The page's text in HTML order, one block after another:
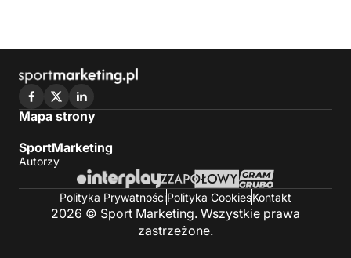
Mapa strony
SportMarketing
Autorzy
Polityka PrywatnościPolityka CookiesKontakt
2026 © Sport Marketing. Wszystkie prawa
zastrzeżone.